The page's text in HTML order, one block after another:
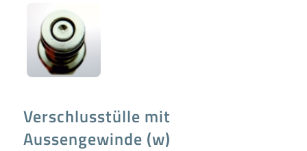
Verschlusstülle mit
Aussengewinde (w)